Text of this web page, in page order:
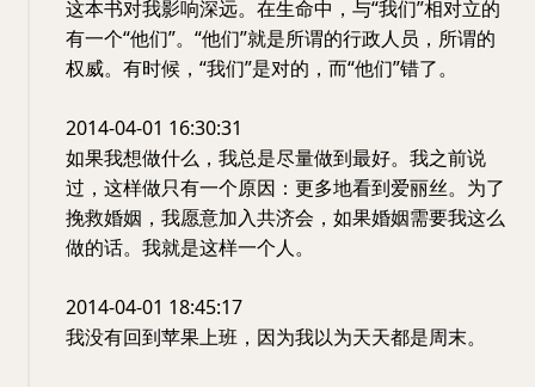
这本书对我影响深远。在生命中，与“我们”相对立的
有一个“他们”。“他们”就是所谓的行政人员，所谓的
权威。有时候，“我们”是对的，而“他们”错了。
2014-04-01 16:30:31
如果我想做什么，我总是尽量做到最好。我之前说
过，这样做只有一个原因：更多地看到爱丽丝。为了
挽救婚姻，我愿意加入共济会，如果婚姻需要我这么
做的话。我就是这样一个人。
2014-04-01 18:45:17
我没有回到苹果上班，因为我以为天天都是周末。